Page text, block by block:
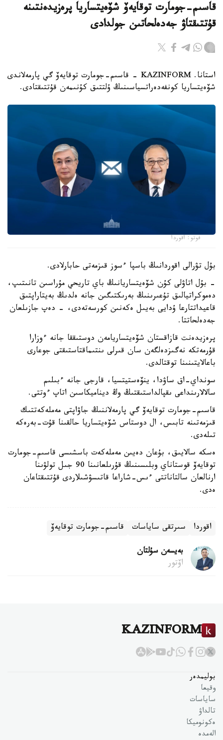
قاسىم-جومارت توقايەۆ شۆەيتساريا پرەزيدەنتىنە
قۇتتىقتاۋ جەدەلحاتىن جولدادى
استانا. KAZINFORM - قاسىم-جومارت توقايەۆ گي پارمەلاندى
شۆەيتساريا كونفەدەراتسياسىنىڭ ۇلتتىق كۇنىمەن قۇتتىقتادى.
فوتو: اقوردا
بۇل تۋرالى اقوردانىڭ باسپا ءسوز قىزمەتى حابارلادى.
- بۇل اتاۋلى كۇن شۆەيتساريانىڭ باي تاريحي مۇراسىن تانىتىپ،
دەموكراتيالىق تۇعىرىنىڭ بەرىكتىگىن جانە ەلدىڭ بەيتاراپتىق
قاعيداتتارعا ۇدايى بەيىل ەكەنىن كورسەتەدى، - دەپ جازىلعان
جەدەلحاتتا.
پرەزيدەنت قازاقستان شۆەيتساريامەن دوستىققا جانە ءوزارا
قۇرمەتكە نەگىزدەلگەن سان قىرلى ىنتىماقتاستىقتى جوعارى
باعالايتىنىنا توقتالدى.
سونداي-اق ساۋدا، ينۆەستيتسيا، قارجى جانە ءبىلىم
سالالارىنداعى ىقپالداستىقتىڭ وڭ ديناميكاسىن اتاپ ءوتتى.
قاسىم-جومارت توقايەۆ گي پارمەلاننىڭ جاۋاپتى مەملەكەتتىك
قىزمەتىنە تابىس، ال دوستاس شۆەيتساريا حالقىنا قۇت-بەرەكە
تىلەدى.
ەسكە سالايىق، بۇعان دەيىن مەملەكەت باسشىسى قاسىم-جومارت
توقايەۆ قوستاناي وبلىسىنىڭ قۇرىلعانىنا 90 جىل تولۋىنا
ارنالعان سالتاناتتى ءىس-شاراعا قاتىسۋشىلاردى قۇتتىقتاعان
ەدى.
اقوردا سىرتقى ساياسات قاسىم-جومارت توقايەۆ
بەيسەن سۇلتان
اۆتور
KAZINFORM
بوليمدەر
وقيعا
ساياسات
تالداۋ
ەكونوميكا
الەمدە